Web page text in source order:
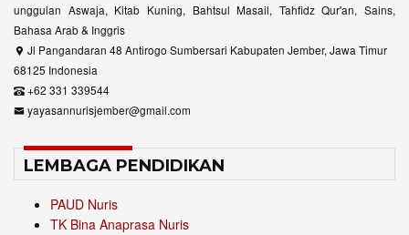
unggulan Aswaja, Kitab Kuning, Bahtsul Masail, Tahfidz Qur'an, Sains,
Bahasa Arab & Inggris
Jl Pangandaran 48 Antirogo Sumbersari Kabupaten Jember, Jawa Timur
68125 Indonesia
+62 331 339544
yayasannurisjember@gmail.com
LEMBAGA PENDIDIKAN
PAUD Nuris
TK Bina Anaprasa Nuris